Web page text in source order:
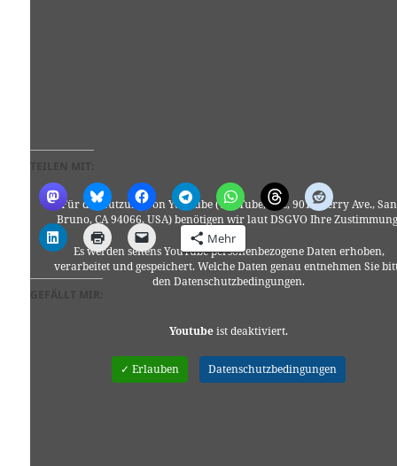
Für die Nutzung von YouTube (YouTube, LLC, 901 Cherry Ave., San
Bruno, CA 94066, USA) benötigen wir laut DSGVO Ihre
Es werden seitens YouTube personenbezogene Daten erhoben,
verarbeitet und gespeichert. Welche Daten genau entnehmen Sie
den Datenschutzbedingungen.
Youtubeist deaktiviert.
✓ Erlauben Datenschutzbedingungen
Mehr